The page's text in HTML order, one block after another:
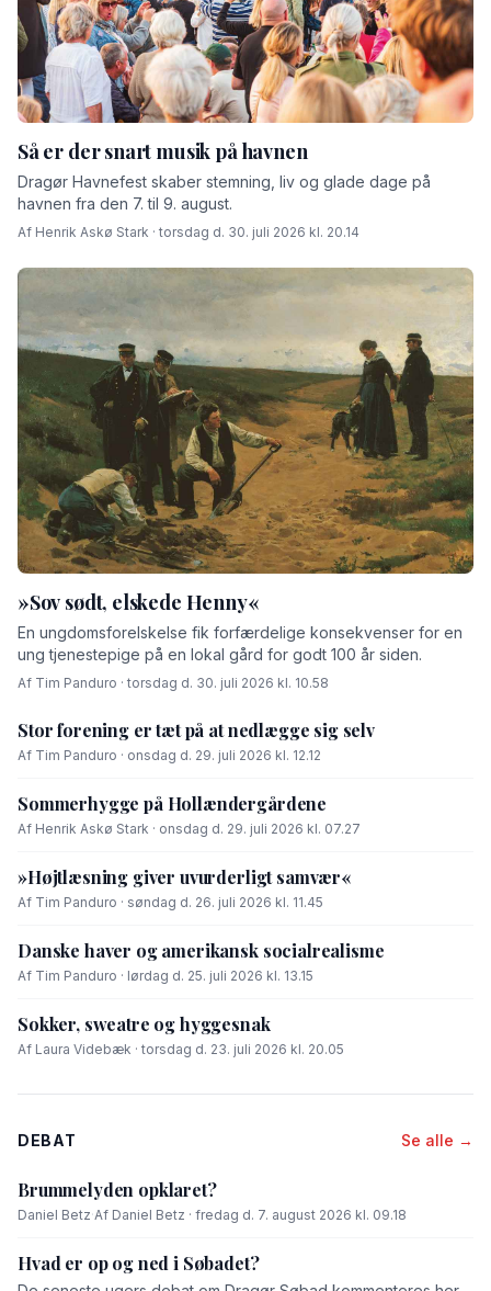
Så er der snart musik på havnen
Dragør Havnefest skaber stemning, liv og glade dage på
havnen fra den 7. til 9. august.
Af Henrik Askø Stark · torsdag d. 30. juli 2026 kl. 20.14
»Sov sødt, elskede Henny«
En ungdomsforelskelse fik forfærdelige konsekvenser for en
ung tjenestepige på en lokal gård for godt 100 år siden.
Af Tim Panduro · torsdag d. 30. juli 2026 kl. 10.58
Stor forening er tæt på at nedlægge sig selv
Af Tim Panduro · onsdag d. 29. juli 2026 kl. 12.12
Sommerhygge på Hollændergårdene
Af Henrik Askø Stark · onsdag d. 29. juli 2026 kl. 07.27
»Højtlæsning giver uvurderligt samvær«
Af Tim Panduro · søndag d. 26. juli 2026 kl. 11.45
Danske haver og amerikansk socialrealisme
Af Tim Panduro · lørdag d. 25. juli 2026 kl. 13.15
Sokker, sweatre og hyggesnak
Af Laura Videbæk · torsdag d. 23. juli 2026 kl. 20.05
DEBAT Se alle →
Brummelyden opklaret?
Daniel Betz·Af Daniel Betz · fredag d. 7. august 2026 kl. 09.18
Hvad er op og ned i Søbadet?